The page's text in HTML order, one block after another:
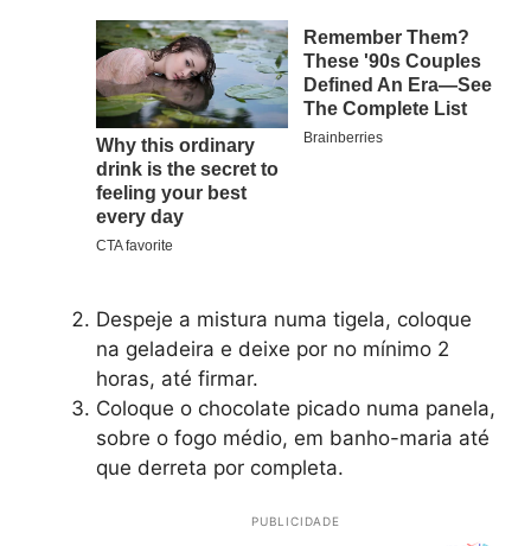
Despeje a mistura numa tigela, coloque
na geladeira e deixe por no mínimo 2
horas, até firmar.
Coloque o chocolate picado numa panela,
sobre o fogo médio, em banho-maria até
que derreta por completa.
PUBLICIDADE